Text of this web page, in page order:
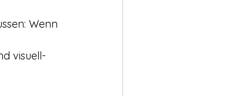
Wenn
visuell-